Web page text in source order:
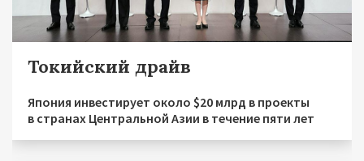
Токийский драйв
Япония инвестирует около $20 млрд в проекты
в странах Центральной Азии в течение пяти лет